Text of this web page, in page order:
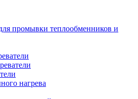
промывки теплообменников и
нагрева